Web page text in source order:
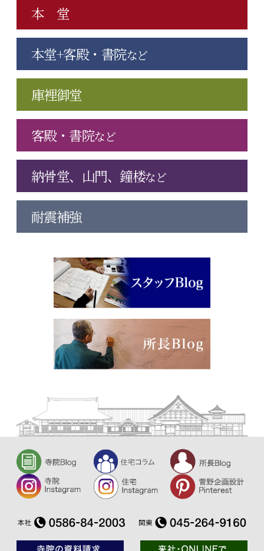
本 堂
本堂+客殿・書院など
庫裡御堂
客殿・書院など
納骨堂、山門、鐘楼など
耐震補強